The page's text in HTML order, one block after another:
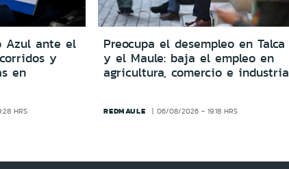
Azul ante el
y
en
HRS
Preocupa el desempleo en Talca
y el Maule: baja el empleo en
agricultura, comercio e industria
REDMAULE 06/08/2026 - 19:18 HRS